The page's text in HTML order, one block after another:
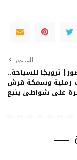
التالي
ترويجًا للسياحة..
رملية وسمكة قرش
على شواطئ ينبع